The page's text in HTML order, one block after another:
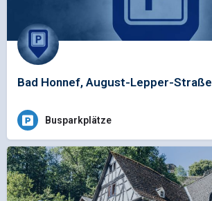
Bad Honnef, August-Lepper-Straße
Busparkplätze